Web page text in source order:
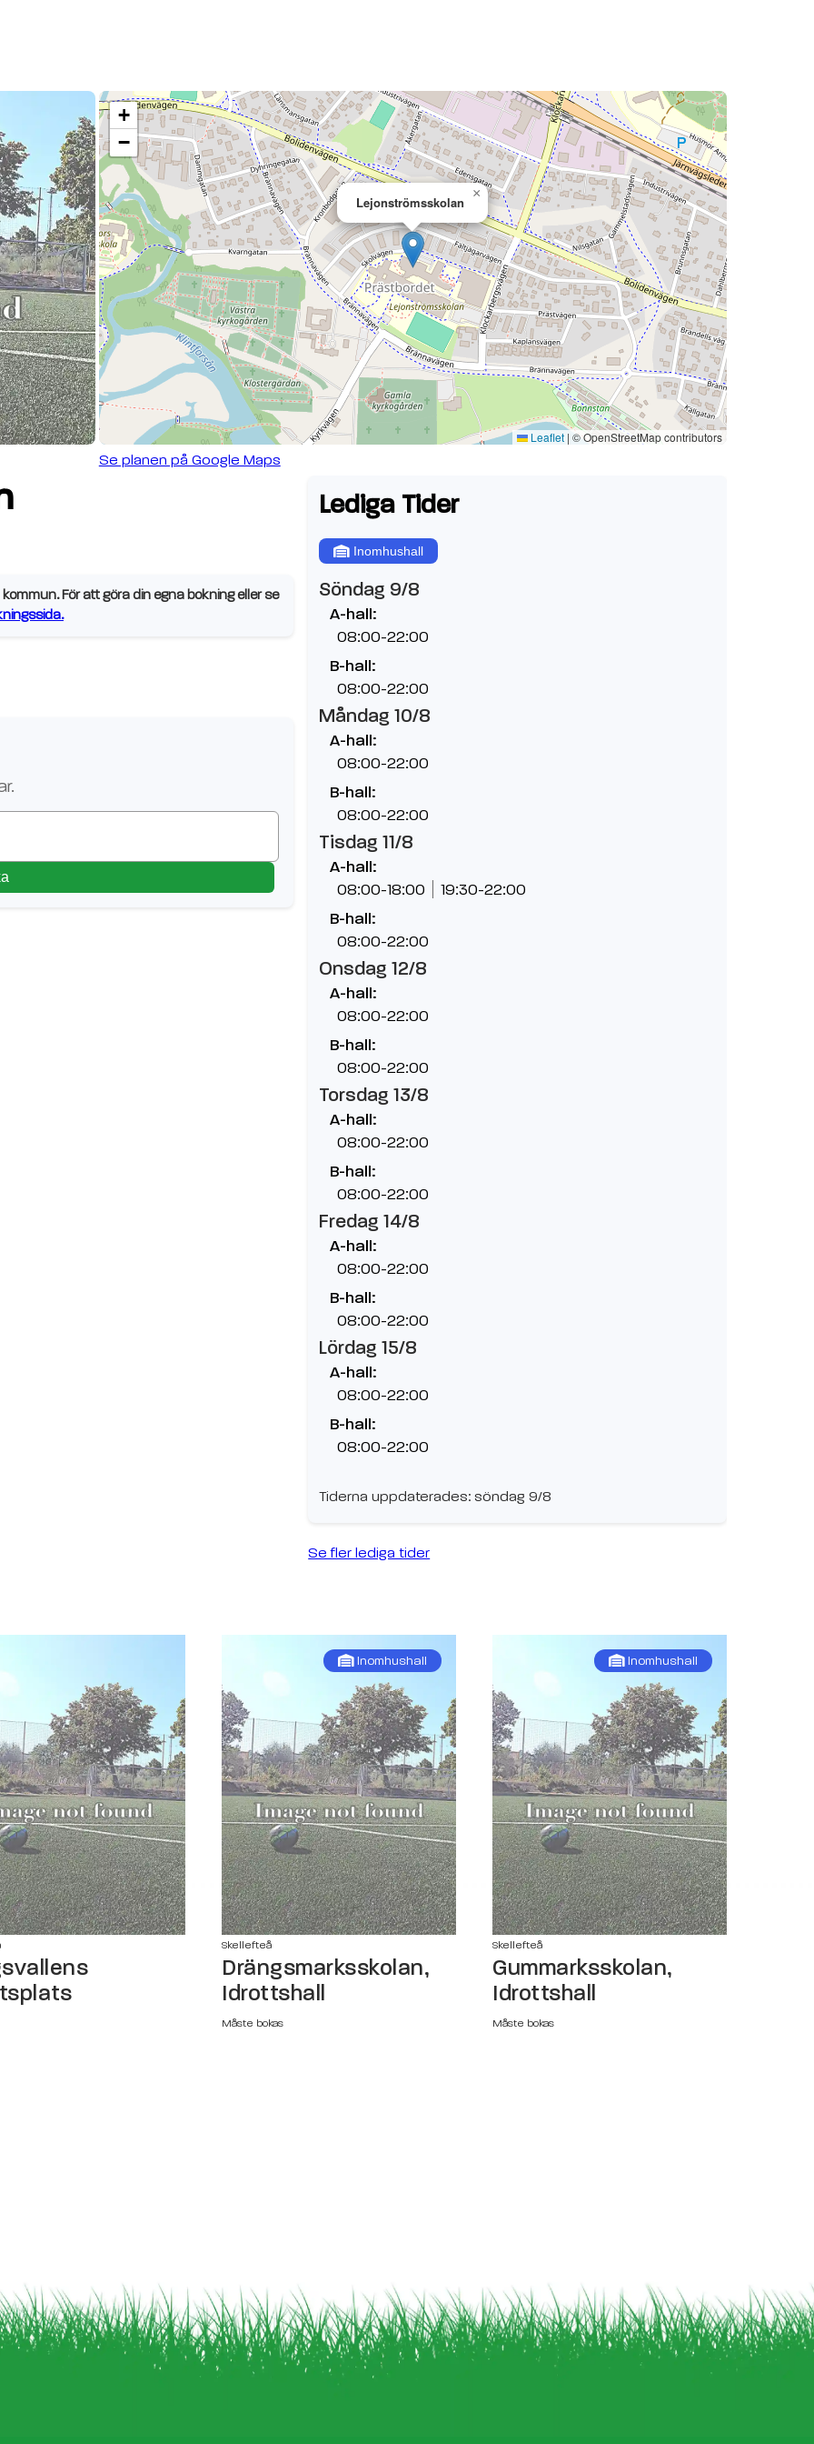
Lejonströmsskolan
×
+
−
Leaflet | © OpenStreetMap contributors
Se planen på Google Maps
För att göra din egna bokning eller se
Lediga Tider
Inomhushall
Söndag 9/8
A-hall:
08:00-22:00
B-hall:
08:00-22:00
Måndag 10/8
A-hall:
08:00-22:00
B-hall:
08:00-22:00
Tisdag 11/8
A-hall:
08:00-18:00 19:30-22:00
B-hall:
08:00-22:00
Onsdag 12/8
A-hall:
08:00-22:00
B-hall:
08:00-22:00
Torsdag 13/8
A-hall:
08:00-22:00
B-hall:
08:00-22:00
Fredag 14/8
A-hall:
08:00-22:00
B-hall:
08:00-22:00
Lördag 15/8
A-hall:
08:00-22:00
B-hall:
08:00-22:00
Tiderna uppdaterades: söndag 9/8
Se fler lediga tider
Inomhushall
Skellefteå
Drängsmarksskolan,
Idrottshall
Måste bokas
Inomhushall
Skellefteå
Gummarksskolan,
Idrottshall
Måste bokas